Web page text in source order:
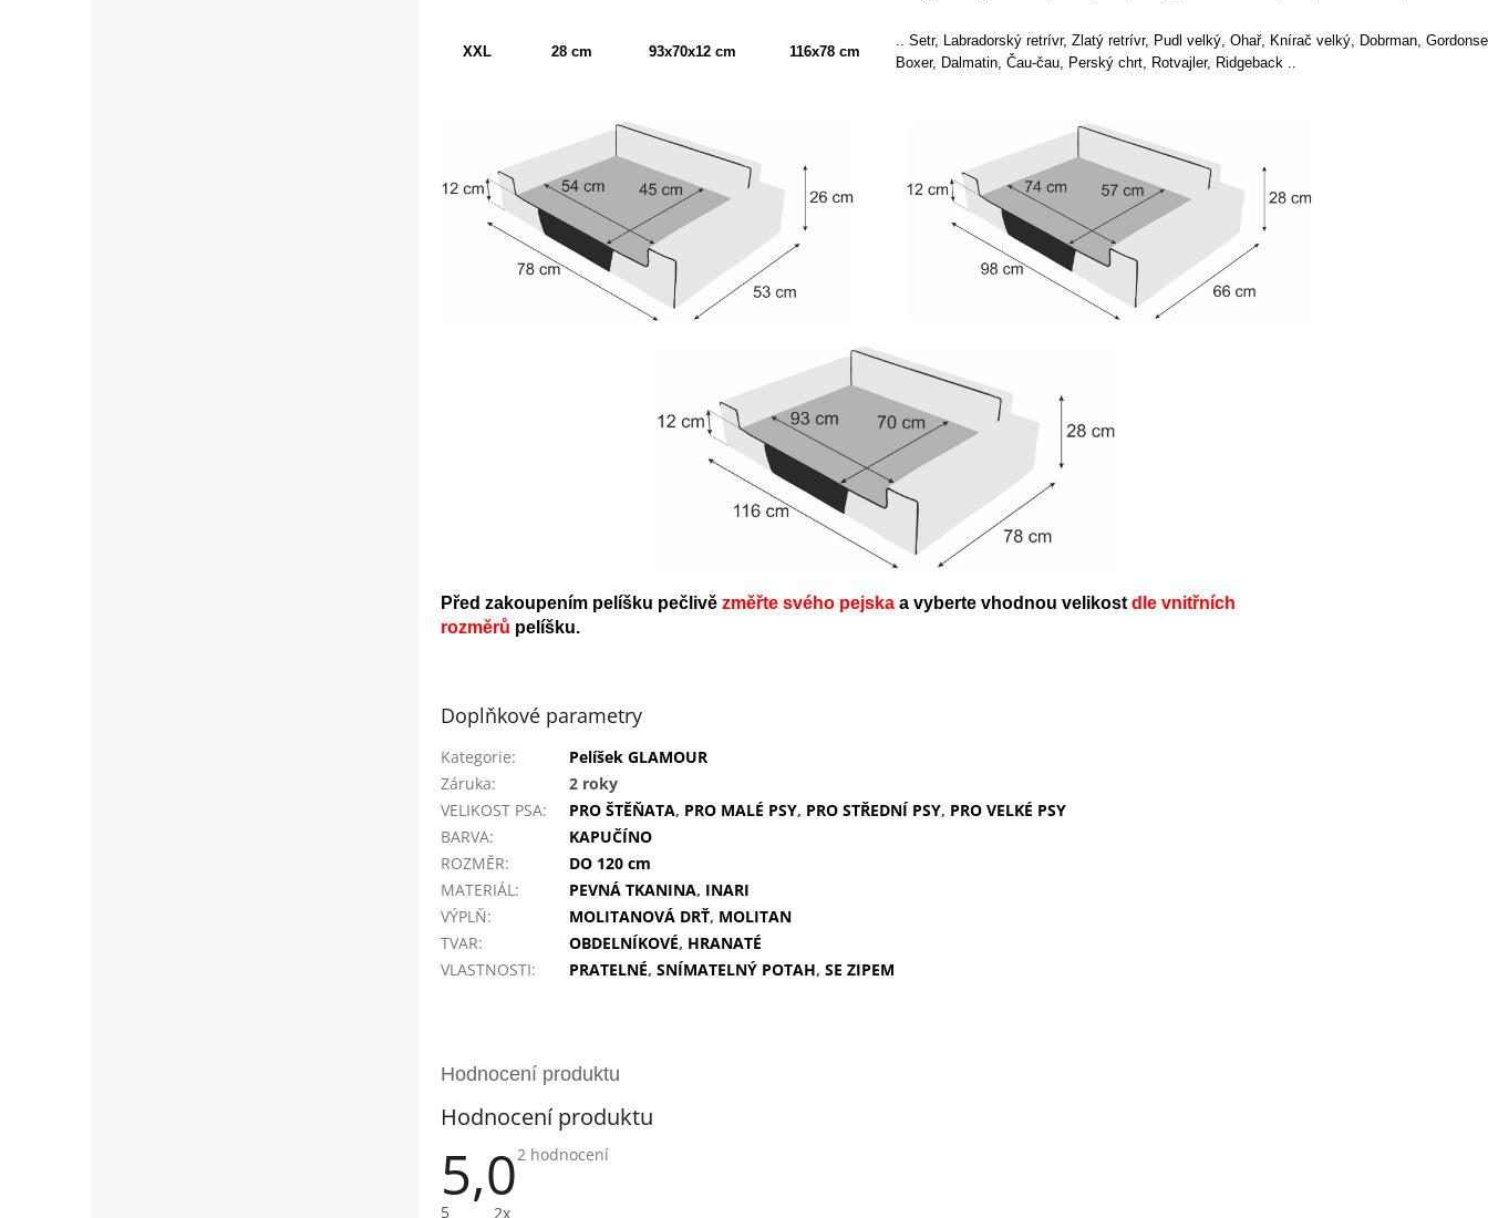
XXL 28 cm 93x70x12 cm 116x78 cm
.. Setr, Labradorský retrívr, Zlatý retrívr, Pudl velký, Ohař, Knírač velký, Dobrman,
Boxer, Dalmatin, Čau-čau, Perský chrt, Rotvajler, Ridgeback ..
Před zakoupením pelíšku pečlivě změřte svého pejska a vyberte vhodnou velikost dle vnitřních
rozměrů pelíšku.
Doplňkové parametry
Kategorie:
Pelíšek GLAMOUR
Záruka:
2 roky
VELIKOST PSA: PRO ŠTĚŇATA, PRO MALÉ PSY, PRO STŘEDNÍ PSY, PRO VELKÉ PSY
BARVA:
KAPUČÍNO
ROZMĚR:
DO 120 cm
MATERIÁL : PEVNÁ TKANINA, INARI
VÝPLŇ: MOLITANOVÁ DRŤ, MOLITAN
TVAR: OBDELNÍKOVÉ, HRANATÉ
VLASTNOSTI: PRATELNÉ, SNÍMATELNÝ POTAH, SE ZIPEM
Hodnocení produktu
5,0Průměrné
2 hodnocení
5 2x